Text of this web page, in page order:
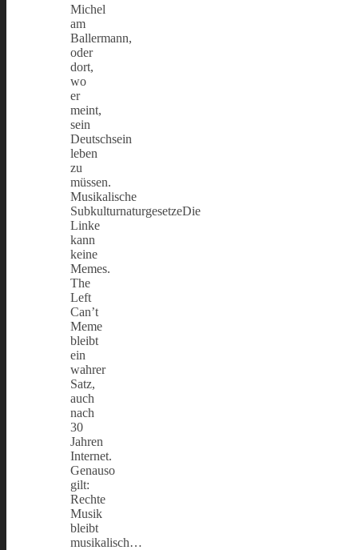
Michel
am
Ballermann,
oder
dort,
wo
er
meint,
sein
Deutschsein
leben
zu
müssen.
Musikalische
SubkulturnaturgesetzeDie
Linke
kann
keine
Memes.
The
Left
Can’t
Meme
bleibt
ein
wahrer
Satz,
auch
nach
30
Jahren
Internet.
Genauso
gilt:
Rechte
Musik
bleibt
musikalisch…